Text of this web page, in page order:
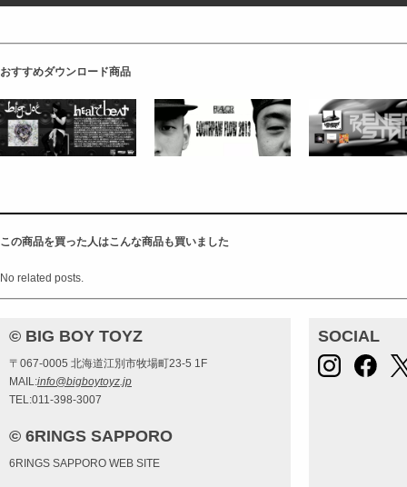
おすすめダウンロード商品
この商品を買った人はこんな商品も買いました
No related posts.
© BIG BOY TOYZ
〒067-0005 北海道江別市牧場町23-5 1F
MAIL:info@bigboytoyz.jp
TEL:011-398-3007
© 6RINGS SAPPORO
6RINGS SAPPORO WEB SITE
SOCIAL